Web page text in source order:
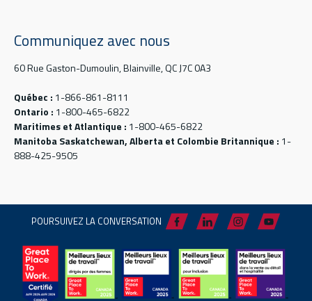
Communiquez avec nous
60 Rue Gaston-Dumoulin, Blainville, QC J7C 0A3
Québec : 1-866-861-8111
Ontario : 1-800-465-6822
Maritimes et Atlantique : 1-800-465-6822
Manitoba Saskatchewan, Alberta et Colombie Britannique : 1-
888-425-9505
POURSUIVEZ LA CONVERSATION